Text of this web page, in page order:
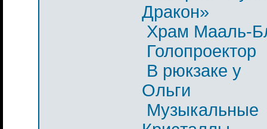
Дракон»
Храм Мааль-
Голопроектор
В рюкзаке у
Ольги
Музыкальные